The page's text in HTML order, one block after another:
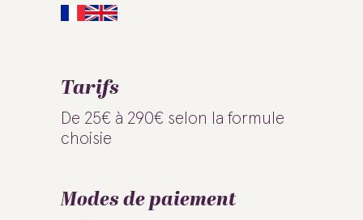
Tarifs
De 25€ à 290€ selon la formule
choisie
Modes de paiement